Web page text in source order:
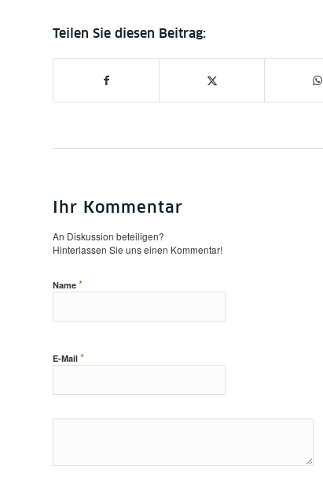
Ihr Kommentar
An Diskussion beteiligen?
Hinterlassen Sie uns einen Kommentar!
Name *
E-Mail *